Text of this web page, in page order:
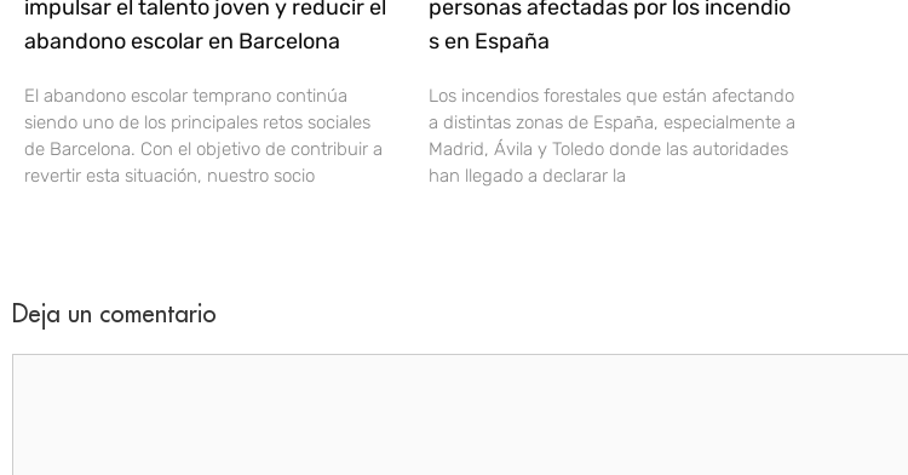
impulsar el talento joven y reducir el
abandono escolar en Barcelona
El abandono escolar temprano continúa
siendo uno de los principales retos sociales
de Barcelona. Con el objetivo de contribuir a
revertir esta situación, nuestro socio
personas afectadas por los incendio
s en España
Los incendios forestales que están afectando
a distintas zonas de España, especialmente a
Madrid, Ávila y Toledo donde las autoridades
han llegado a declarar la
Deja un comentario